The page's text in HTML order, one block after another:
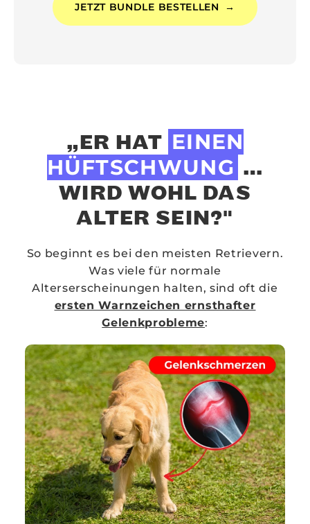
JETZT BUNDLE BESTELLEN →
„ER HAT EINEN
HÜFTSCHWUNG …
WIRD WOHL DAS
ALTER SEIN?"
So beginnt es bei den meisten Retrievern.
Was viele für normale
Alterserscheinungen halten, sind oft die
ersten Warnzeichen ernsthafter
Gelenkprobleme: